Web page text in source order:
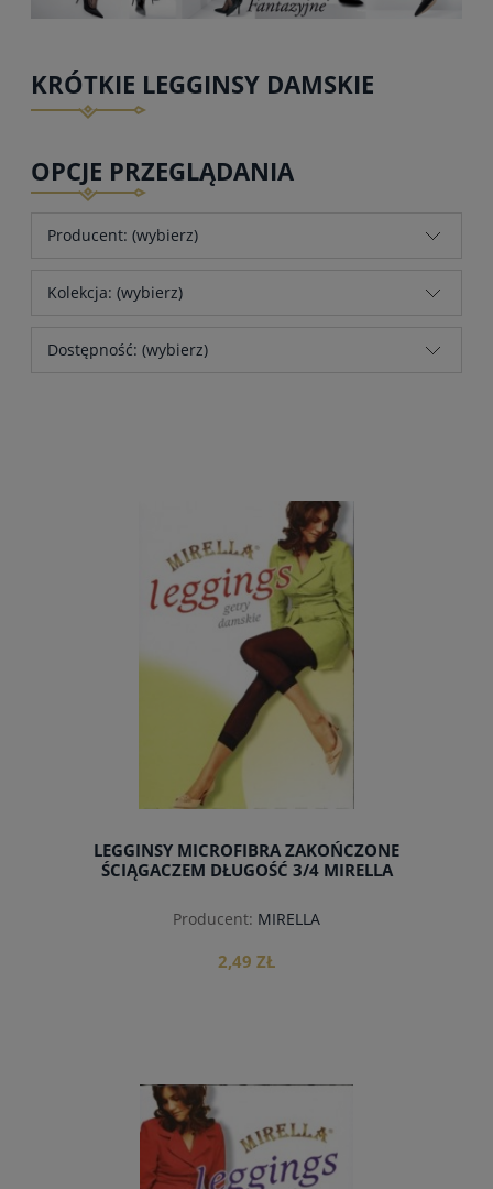
KRÓTKIE LEGGINSY DAMSKIE
OPCJE PRZEGLĄDANIA
Producent: (wybierz)
Kolekcja: (wybierz)
Dostępność: (wybierz)
LEGGINSY MICROFIBRA ZAKOŃCZONE
ŚCIĄGACZEM DŁUGOŚĆ 3/4 MIRELLA
Producent: MIRELLA
2,49 ZŁ
do koszyka